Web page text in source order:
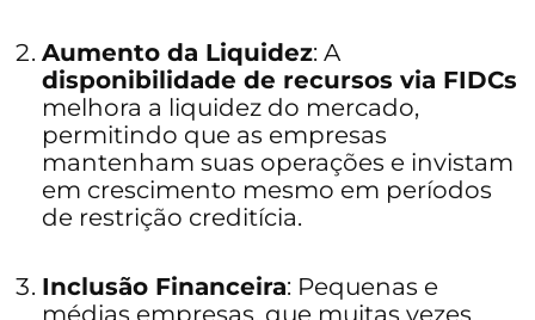
Aumento da Liquidez: A
disponibilidade de recursos via FIDCs
melhora a liquidez do mercado,
permitindo que as empresas
mantenham suas operações e invistam
em crescimento mesmo em períodos
de restrição creditícia.
Inclusão Financeira: Pequenas e
médias empresas, que muitas vezes